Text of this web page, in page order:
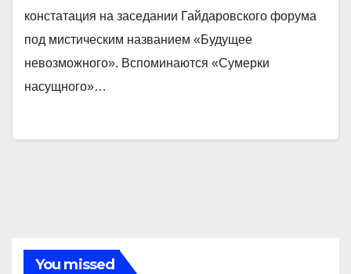
констатация на заседании Гайдаровского форума
под мистическим названием «Будущее
невозможного». Вспоминаются «Сумерки
насущного»…
You missed